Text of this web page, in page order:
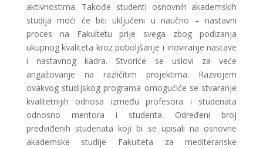
aktivnostima. Takođe studenti osnovnih akademskih
studija moći će biti uključeni u naučno – nastavni
proces na Fakultetu prije svega zbog podizanja
ukupnog kvaliteta kroz poboljšanje i inoviranje nastave
i nastavnog kadra. Stvoriće se uslovi za veće
angažovanje na različitim projektima. Razvojem
ovakvog studijskog programa omogućiće se stvaranje
kvalitetnijih odnosa između profesora i studenata
odnosno mentora i studenta. Određeni broj
predviđenih studenata koji bi se upisali na osnovne
akademske studije Fakulteta za mediteranske